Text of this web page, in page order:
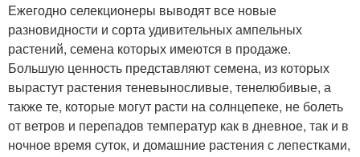
Ежегодно селекционеры выводят все новые
разновидности и сорта удивительных ампельных
растений, семена которых имеются в продаже.
Большую ценность представляют семена, из которых
вырастут растения теневыносливые, тенелюбивые, а
также те, которые могут расти на солнцепеке, не болеть
от ветров и перепадов температур как в дневное, так и в
ночное время суток, и домашние растения с лепестками,